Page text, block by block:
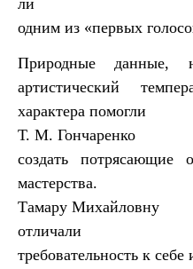
одним из «первых
Природные данные,
артистический
характера помогли
Т. М. Гончаренко
создать потрясающие
мастерства.
Тамару Михайловну
отличали
требовательность к себе